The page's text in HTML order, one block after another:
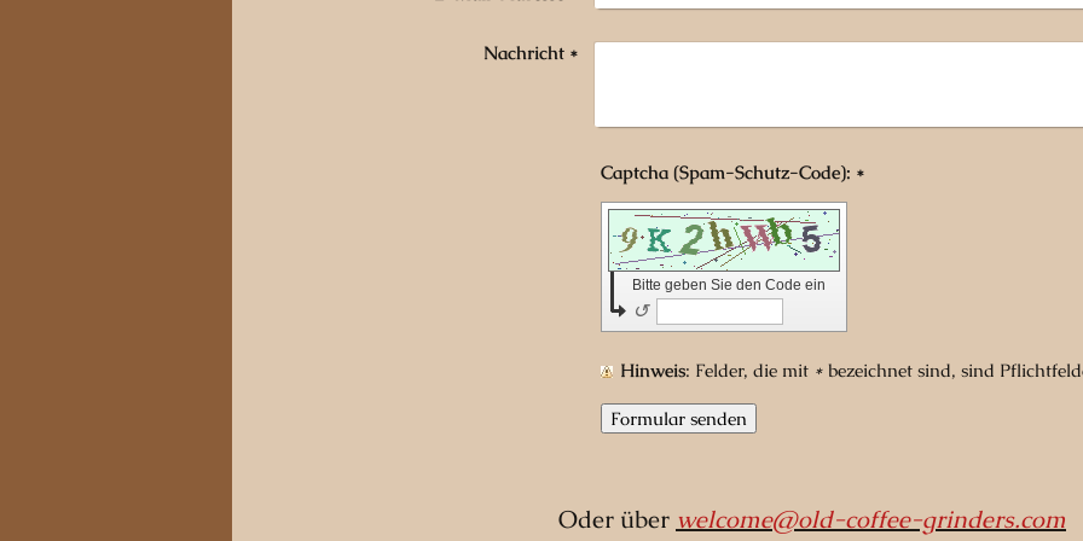
Nachricht*
Captcha (Spam-Schutz-Code): *
Bitte geben Sie den Code ein
↺
Hinweis : Felder, die mit * bezeichnet sind, sind
Oder über welcome@old-coffee-grinders.com